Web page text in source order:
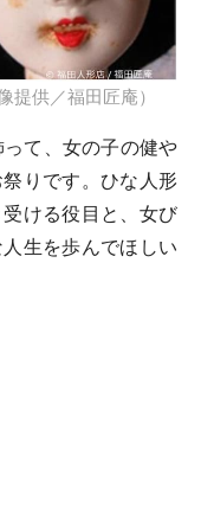
提供／福田匠庵）
て、女の子の健や
りです。ひな人形
ける役目と、女び
生を歩んでほしい